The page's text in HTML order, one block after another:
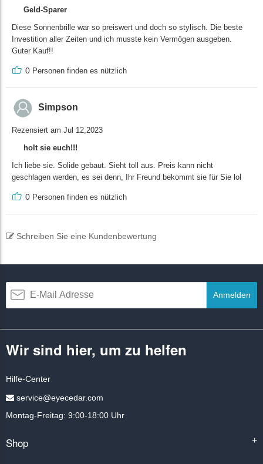
Geld-Sparer
Diese Sonnenbrille war so preiswert und doch so stylisch. Die beste
Investition aller Zeiten und ich musste kein Vermögen ausgeben.
Guter Kauf!!
0 Personen finden es nützlich
Simpson
Rezensiert am Jul 12,2023
holt sie euch!!!
Ich liebe sie. Solide gebaut. Sieht toll aus. Preis kann nicht
geschlagen werden, es sei denn, Ihr Freund bekommt sie für Sie lol
0 Personen finden es nützlich
Schreiben Sie eine Kundenbewertung
Anmelden
Wir sind hier, um zu helfen
Hilfe-Center
service@eyecedar.com
Montag-Freitag: 9:00-18:00 Uhr
Shop +